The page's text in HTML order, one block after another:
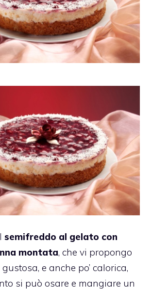
semifreddo al gelato con
montata, che vi propongo
e anche po’ calorica,
si può osare e mangiare un